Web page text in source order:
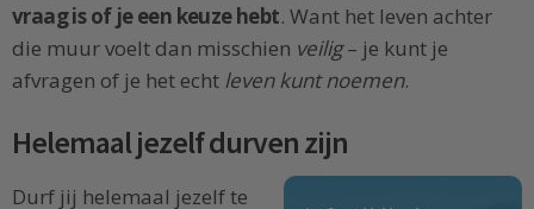
vraag is of je een keuze hebt. Want het leven achter
die muur voelt dan misschien veilig– je kunt je
afvragen of je het echt leven kunt noemen.
Helemaal jezelf durven zijn
Durf jij helemaal jezelf te